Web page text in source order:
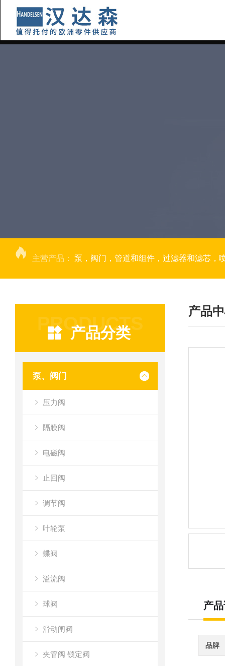
主营产品： 泵，阀门，管道和组件，过滤器和滤芯，
PRODUCTS
产品分类
泵、阀门
压力阀
隔膜阀
电磁阀
止回阀
调节阀
叶轮泵
蝶阀
溢流阀
球阀
滑动闸阀
夹管阀 锁定阀
产品
产
品牌